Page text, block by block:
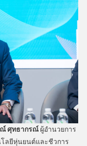
ณ์ ศุทธากรณ์ผู้อำนวยการ
โลยีหุ่นยนต์และชีวการ